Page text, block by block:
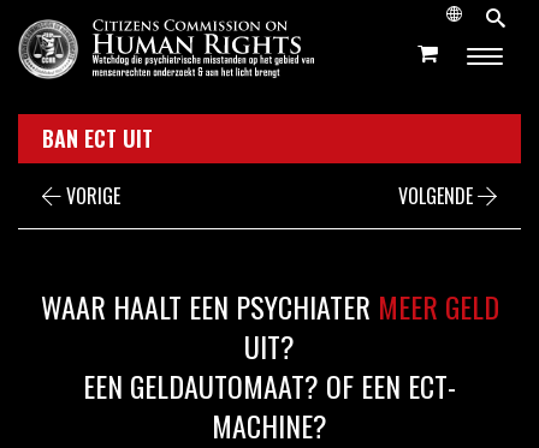
BAN ECT UIT
VORIGE VOLGENDE
WAAR HAALT EEN PSYCHIATER MEER GELD
UIT?
EEN GELDAUTOMAAT? OF EEN ECT-
MACHINE?